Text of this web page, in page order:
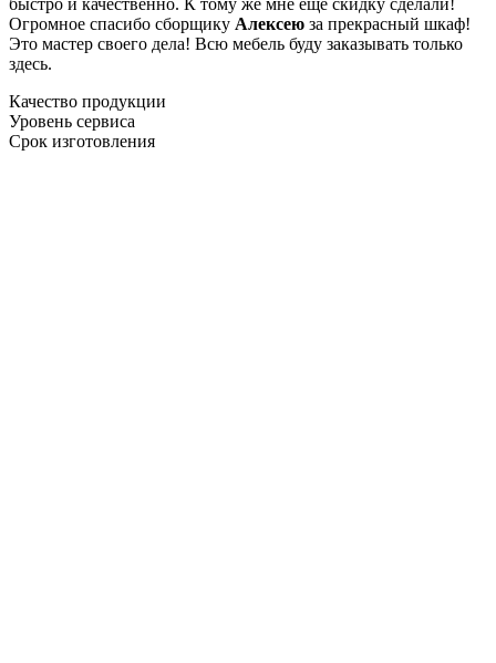
Огромное спасибо сборщику Алексею за прекрасный шкаф!
Это мастер своего дела! Всю мебель буду заказывать только
здесь.
Качество продукции
Уровень сервиса
Срок изготовления